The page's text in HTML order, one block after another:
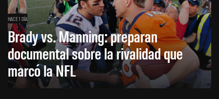
HACE 1 DÍA
Brady vs. Manning: preparan
documental sobre la rivalidad que
marcó la NFL